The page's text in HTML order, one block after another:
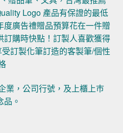
Logo 產品有保證的最低
廣告禮贈品預算花在一件贈
購時快點！訂製人喜歡獲得
訂製化筆訂造的客製筆/個性
業，公司行號，及上櫃上巿
。